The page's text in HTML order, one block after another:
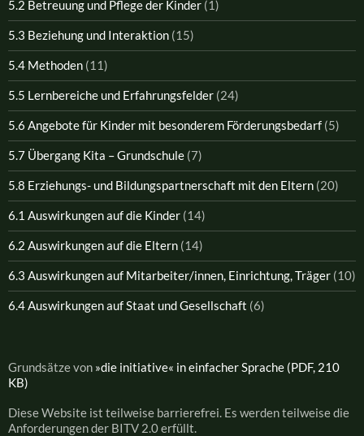
5.2 Betreuung und Pflege der Kinder (1)
5.3 Beziehung und Interaktion (15)
5.4 Methoden (11)
5.5 Lernbereiche und Erfahrungsfelder (24)
5.6 Angebote für Kinder mit besonderem Förderungsbedarf (5)
5.7 Übergang Kita – Grundschule (7)
5.8 Erziehungs- und Bildungspartnerschaft mit den Eltern (20)
6.1 Auswirkungen auf die Kinder (14)
6.2 Auswirkungen auf die Eltern (14)
6.3 Auswirkungen auf Mitarbeiter/innen, Einrichtung, Träger (10)
6.4 Auswirkungen auf Staat und Gesellschaft (6)
Grundsätze von »die initiative« in einfacher Sprache (PDF, 210
KB)
Diese Website ist teilweise barrierefrei. Es werden teilweise die
Anforderungen der BITV 2.0 erfüllt.